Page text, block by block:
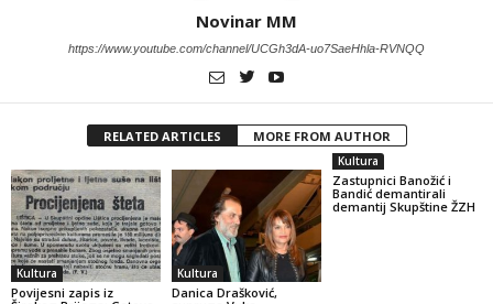
Novinar MM
https://www.youtube.com/channel/UCGh3dA-uo7SaeHhla-RVNQQ
RELATED ARTICLES MORE FROM AUTHOR
Kultura
Povijesni zapis iz
Kultura
Danica Drašković,
Kultura
Zastupnici Banožić i
Bandić demantirali
demantij Skupštine ŽZH